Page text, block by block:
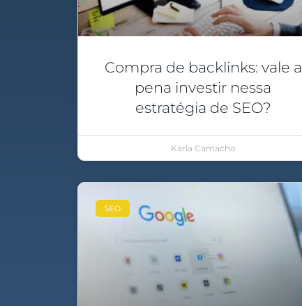
Compra de backlinks: vale a
pena investir nessa
estratégia de SEO?
Karla Camacho
SEO